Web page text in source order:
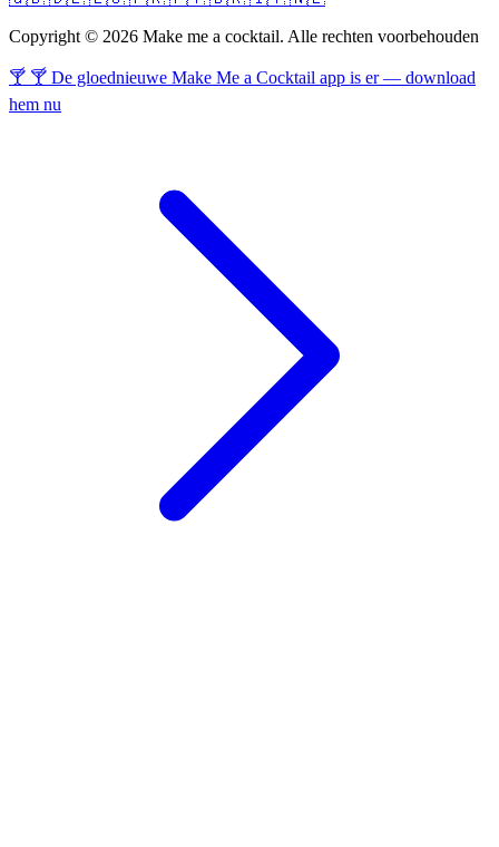
Copyright © 2026 Make me a cocktail. Alle rechten voorbehouden
🍸 🍸 De gloednieuwe Make Me a Cocktail app is er — download
hem nu